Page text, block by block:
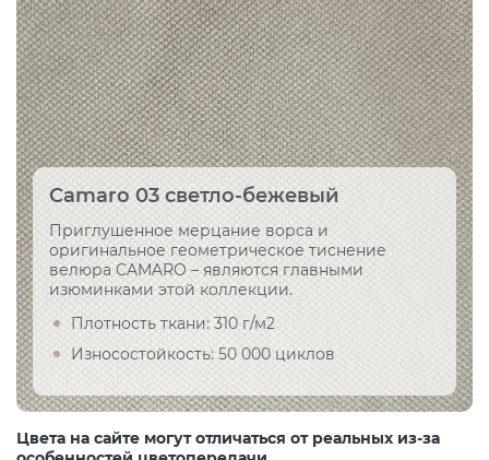
Camaro 03 светло-бежевый
Приглушенное мерцание ворса и
оригинальное геометрическое тиснение
велюра CAMARO – являются главными
изюминками этой коллекции.
Плотность ткани: 310 г/м2
Износостойкость: 50 000 циклов
Цвета на сайте могут отличаться от реальных из-за